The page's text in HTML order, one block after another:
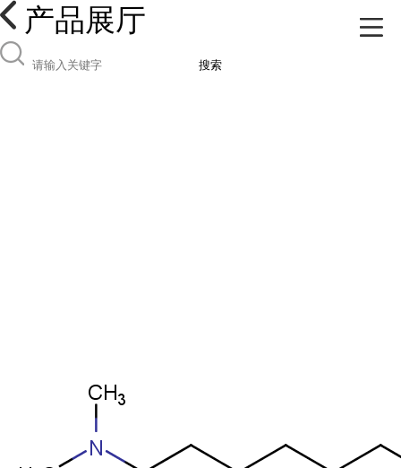
产品展厅
搜索